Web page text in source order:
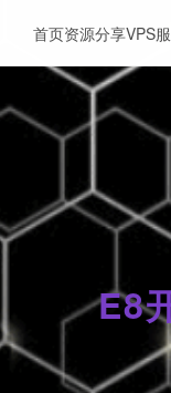
E8
首页资源分享VPS